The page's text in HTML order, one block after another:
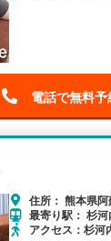
電話で無料予
住所： 熊本県
最寄り駅： 杉河
アクセス：杉河